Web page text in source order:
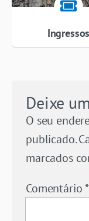
Ingressos
Deixe
O seu
publicado.
marcados
Comentário*